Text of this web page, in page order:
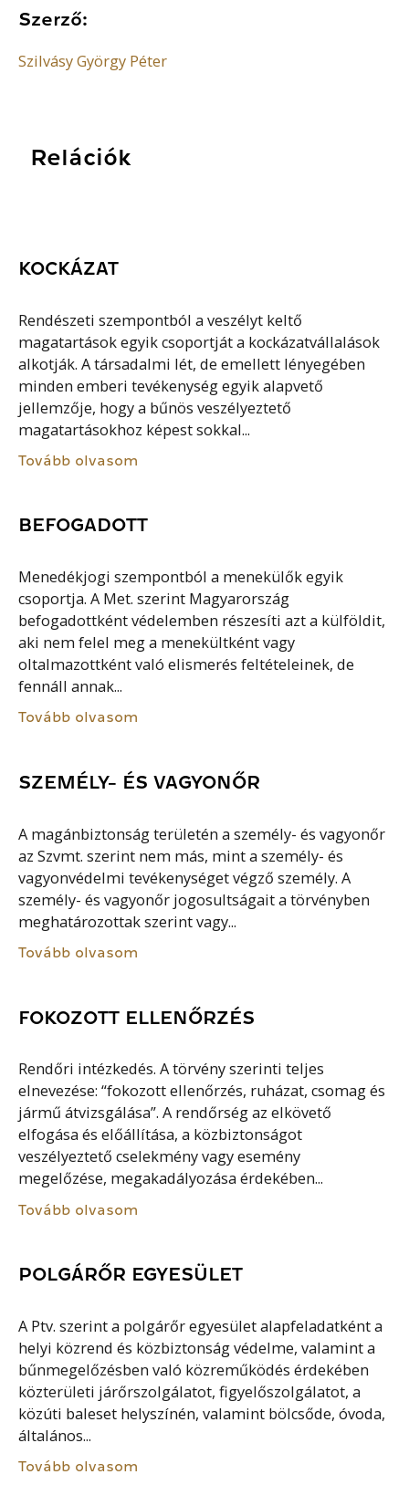
Szerző:
Szilvásy György Péter
Relációk
KOCKÁZAT
Rendészeti szempontból a veszélyt keltő
magatartások egyik csoportját a kockázatvállalások
alkotják. A társadalmi lét, de emellett lényegében
minden emberi tevékenység egyik alapvető
jellemzője, hogy a bűnös veszélyeztető
magatartásokhoz képest sokkal...
Tovább olvasom
BEFOGADOTT
Menedékjogi szempontból a menekülők egyik
csoportja. A Met. szerint Magyarország
befogadottként védelemben részesíti azt a külföldit,
aki nem felel meg a menekültként vagy
oltalmazottként való elismerés feltételeinek, de
fennáll annak...
Tovább olvasom
SZEMÉLY- ÉS VAGYONŐR
A magánbiztonság területén a személy- és vagyonőr
az Szvmt. szerint nem más, mint a személy- és
vagyonvédelmi tevékenységet végző személy. A
személy- és vagyonőr jogosultságait a törvényben
meghatározottak szerint vagy...
Tovább olvasom
FOKOZOTT ELLENŐRZÉS
Rendőri intézkedés. A törvény szerinti teljes
elnevezése: “fokozott ellenőrzés, ruházat, csomag és
jármű átvizsgálása”. A rendőrség az elkövető
elfogása és előállítása, a közbiztonságot
veszélyeztető cselekmény vagy esemény
megelőzése, megakadályozása érdekében...
Tovább olvasom
POLGÁRŐR EGYESÜLET
A Ptv. szerint a polgárőr egyesület alapfeladatként a
helyi közrend és közbiztonság védelme, valamint a
bűnmegelőzésben való közreműködés érdekében
közterületi járőrszolgálatot, figyelőszolgálatot, a
közúti baleset helyszínén, valamint bölcsőde, óvoda,
általános...
Tovább olvasom